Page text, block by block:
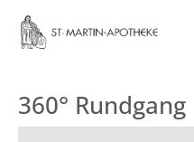
360° Rundgang